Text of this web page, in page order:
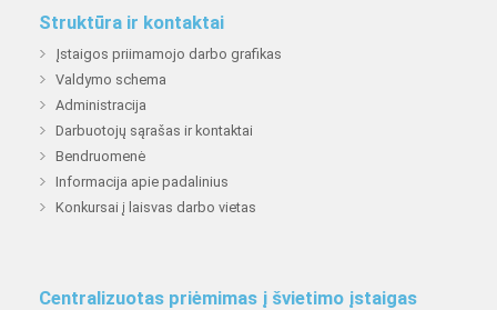
Struktūra ir kontaktai
Įstaigos priimamojo darbo grafikas
Valdymo schema
Administracija
Darbuotojų sąrašas ir kontaktai
Bendruomenė
Informacija apie padalinius
Konkursai į laisvas darbo vietas
Centralizuotas priėmimas į švietimo įstaigas